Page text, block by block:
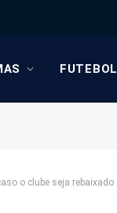
FUTEBOL
o clube seja rebaixado